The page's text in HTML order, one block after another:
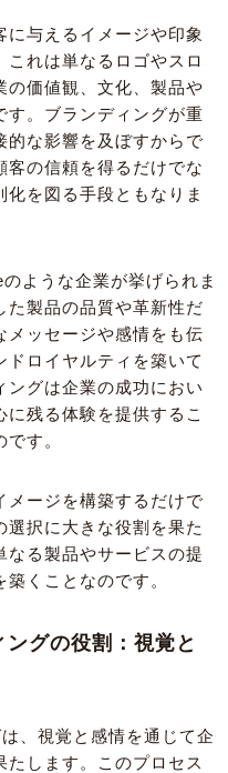
与えるイメージや印象
これは単なるロゴやスロ
の価値観、文化、製品や
す。ブランディングが重
的な影響を及ぼすからで
客の信頼を得るだけでな
化を図る手段ともなりま
ような企業が挙げられま
た製品の品質や革新性だ
メッセージや感情をも伝
ドロイヤルティを築いて
ングは企業の成功におい
残る体験を提供するこ
す。
メージを構築するだけで
択に大きな役割を果た
なる製品やサービスの提
くことなのです。
グの役割：視覚と
、視覚と感情を通じて企
します。このプロセス